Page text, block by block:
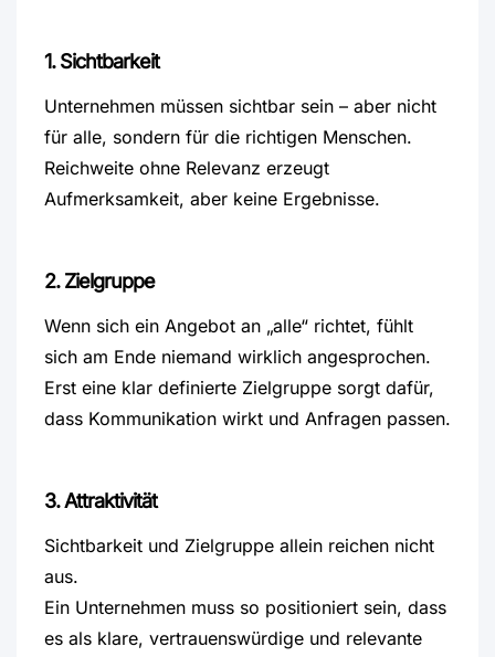
1. Sichtbarkeit
Unternehmen müssen sichtbar sein – aber nicht
für alle, sondern für die richtigen Menschen.
Reichweite ohne Relevanz erzeugt
Aufmerksamkeit, aber keine Ergebnisse.
2. Zielgruppe
Wenn sich ein Angebot an „alle“ richtet, fühlt
sich am Ende niemand wirklich angesprochen.
Erst eine klar definierte Zielgruppe sorgt dafür,
dass Kommunikation wirkt und Anfragen passen.
3. Attraktivität
Sichtbarkeit und Zielgruppe allein reichen nicht
aus.
Ein Unternehmen muss so positioniert sein, dass
es als klare, vertrauenswürdige und relevante